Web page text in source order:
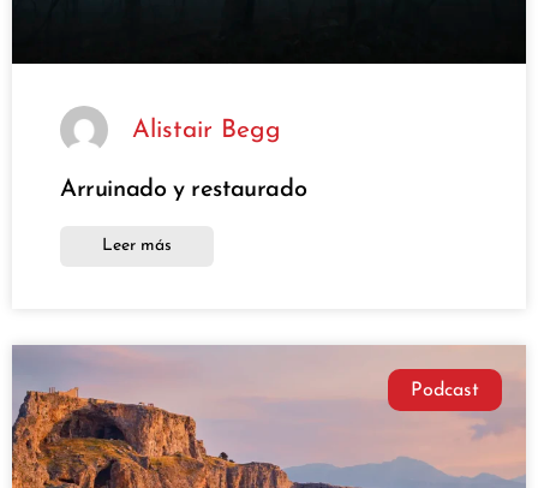
Alistair Begg
Arruinado y restaurado
Leer más
Podcast